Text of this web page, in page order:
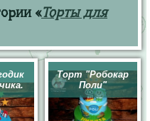
«Торты для
Торт "Робокар
Поли"